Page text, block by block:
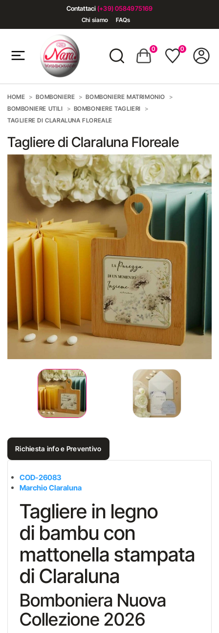
Contattaci (+39) 0584975169
Chi siamo FAQs
0 0
HOME BOMBONIERE
BOMBONIERE MATRIMONIO
BOMBONIERE UTILI
BOMBONIERE TAGLIERI
TAGLIERE DI CLARALUNA FLOREALE
Tagliere di Claraluna Floreale
Richiesta info e Preventivo
COD-26083
Marchio Claraluna
Tagliere in legno
di bambu con
mattonella stampata
di Claraluna
Bomboniera Nuova
Collezione 2026